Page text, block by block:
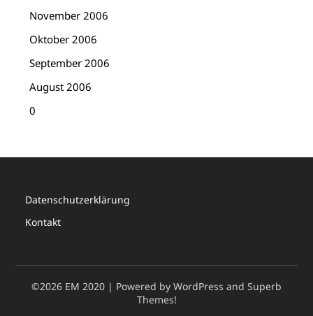
November 2006
Oktober 2006
September 2006
August 2006
0
Datenschutzerklärung
Kontakt
©2026 EM 2020 | Powered by WordPress and Superb
Themes!